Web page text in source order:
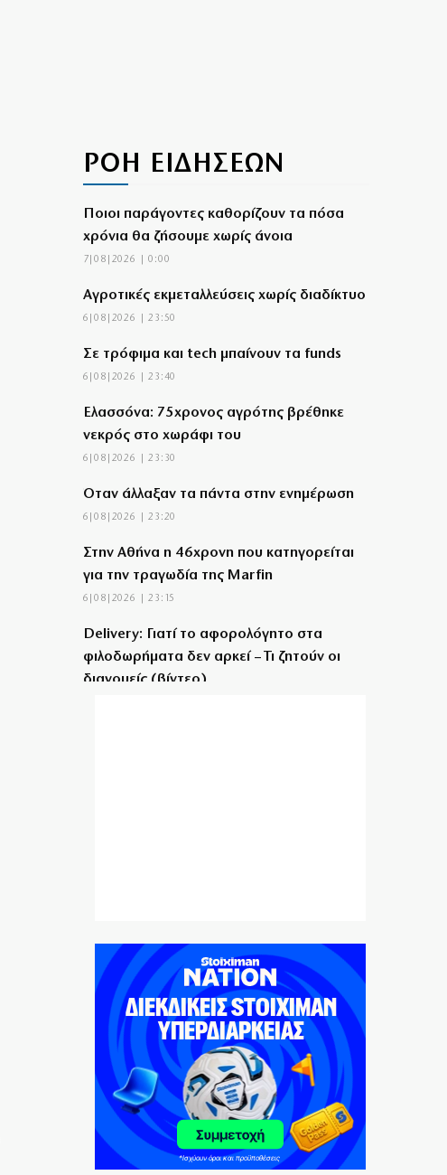
ΡΟΗ ΕΙΔΗΣΕΩΝ
Ποιοι παράγοντες καθορίζουν τα πόσα
χρόνια θα ζήσουμε χωρίς άνοια
7|08|2026 | 0:00
Αγροτικές εκμεταλλεύσεις χωρίς διαδίκτυο
6|08|2026 | 23:50
Σε τρόφιμα και tech μπαίνουν τα funds
6|08|2026 | 23:40
Ελασσόνα: 75χρονος αγρότης βρέθηκε
νεκρός στο χωράφι του
6|08|2026 | 23:30
Όταν άλλαξαν τα πάντα στην ενημέρωση
6|08|2026 | 23:20
Στην Αθήνα η 46χρονη που κατηγορείται
για την τραγωδία της Marfin
6|08|2026 | 23:15
Delivery: Γιατί το αφορολόγητο στα
φιλοδωρήματα δεν αρκεί – Τι ζητούν οι
διανομείς (βίντεο)
6|08|2026 | 22:47
Ιστορική επίσκεψη Ζελένσκι στη Σερβία
6|08|2026 | 22:40
Αγιον Ορος: Εικαστικό ταξίδι σιωπής και
πίστης
6|08|2026 | 22:30
Χαλκιδική: Νεκρός 69χρονος στην παραλία
Σίβηρη
6|08|2026 | 22:25